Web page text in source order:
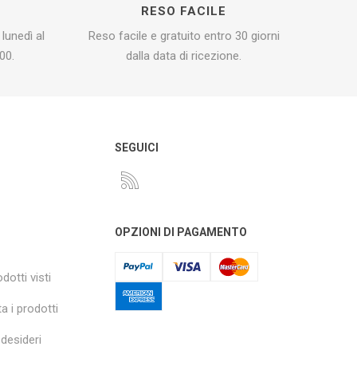
al
RESO FACILE
Reso facile e gratuito entro 30 giorni
dalla data di ricezione.
visti
i prodotti
SEGUICI
OPZIONI DI PAGAMENTO